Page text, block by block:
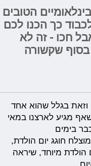
הטובים
את יום הולדתו ה-23, ולכבוד כך הכנו לכם
חכו - זה לא
שקשורה
וזאת בגלל שהוא אחד
מגיע לארצנו במאי
בימים
חוגג יום הולדת,
הולדת מיוחד, שיראה